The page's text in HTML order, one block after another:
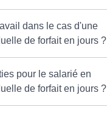
dans le cas d'une
de forfait en jours ?
pour le salarié en
de forfait en jours ?